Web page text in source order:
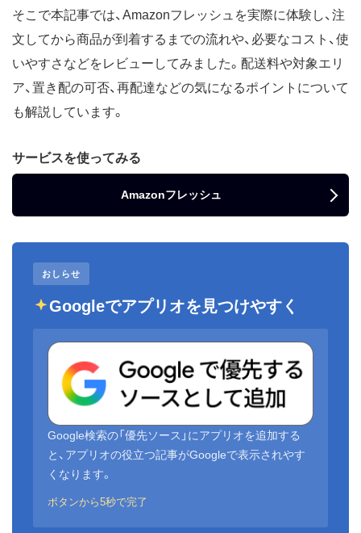
そこで本記事では、Amazonフレッシュを実際に体験し、注
文してから商品が到着するまでの流れや、必要なコスト、使
いやすさなどをレビューしてみました。配送料や対象エリ
ア、置き配の可否、再配達などの気になるポイントについて
も解説しています。
サービスを使ってみる
Amazonフレッシュ
おしらせ
Googleでアプリオを見つけやすく
Google検索の「優先ソース」にアプリオを追加する
と、アプリオの役立つ記事がGoogleで表示されやす
くなります。
ボタンから5秒で完了